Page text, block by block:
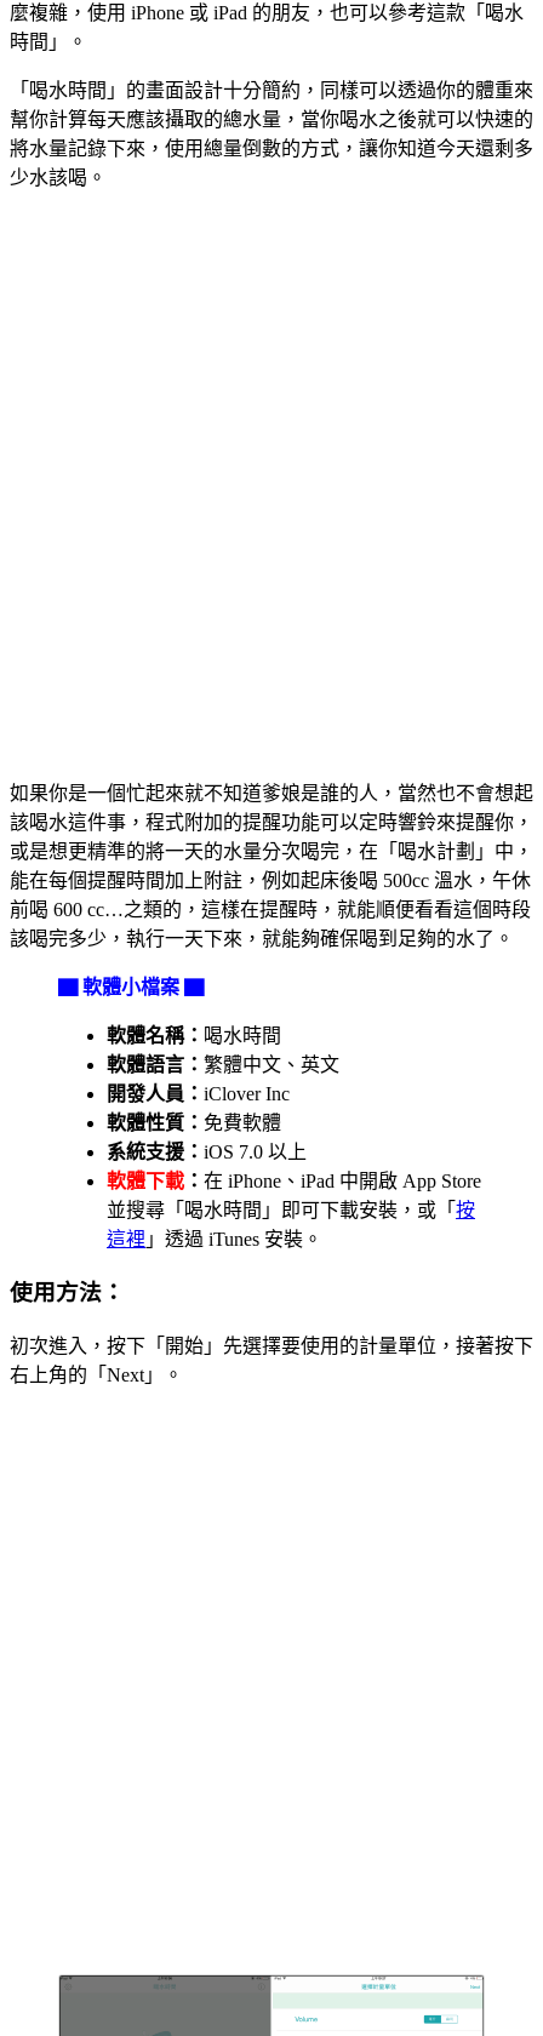
麼複雜，使用 iPhone 或 iPad 的朋友，也可以參考這款「喝水
時間」。
「喝水時間」的畫面設計十分簡約，同樣可以透過你的體重來
幫你計算每天應該攝取的總水量，當你喝水之後就可以快速的
將水量記錄下來，使用總量倒數的方式，讓你知道今天還剩多
少水該喝。
如果你是一個忙起來就不知道爹娘是誰的人，當然也不會想起
該喝水這件事，程式附加的提醒功能可以定時響鈴來提醒你，
或是想更精準的將一天的水量分次喝完，在「喝水計劃」中，
能在每個提醒時間加上附註，例如起床後喝 500cc 溫水，午休
前喝 600 cc…之類的，這樣在提醒時，就能順便看看這個時段
該喝完多少，執行一天下來，就能夠確保喝到足夠的水了。
▇ 軟體小檔案 ▇
軟體名稱： 喝水時間
軟體語言： 繁體中文、英文
開發人員： iClover Inc
軟體性質： 免費軟體
系統支援： iOS 7.0 以上
軟體下載 ： 在 iPhone、iPad 中開啟 App Store
並搜尋「喝水時間」即可下載安裝，或「 按
這裡 」透過 iTunes 安裝。
使用方法：
初次進入，按下「開始」先選擇要使用的計量單位，接著按下
右上角的「Next」。